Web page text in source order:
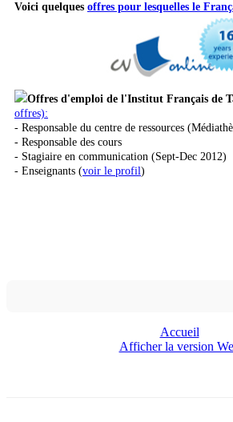
Voici quelques offres pour lesquelles le
Offres d'emploi de l'Institut Français de
offres):
- Responsable du centre de ressources
- Responsable des cours
- Stagiaire en communication (Sept-Dec 2012)
- Enseignants (voir le profil)
Accueil
Afficher la version